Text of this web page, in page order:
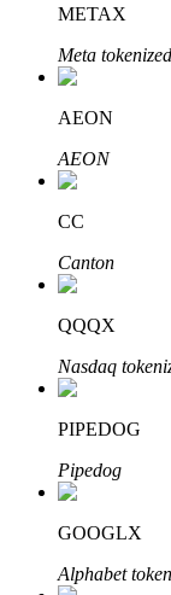
Automatyczna
Zdobądź
Naucz się
Dowiedz się,
Bitrue
AI
METAX
Meta
AEON
AEON
CC
Canton
QQQX
Nasdaq
PIPEDOG
Pipedog
GOOGLX
Alphabet